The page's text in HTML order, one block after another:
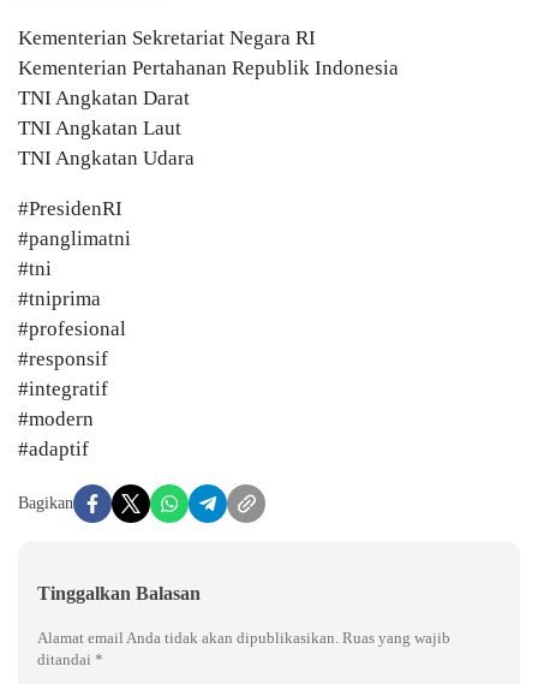
Kementerian Sekretariat Negara RI
Kementerian Pertahanan Republik Indonesia
TNI Angkatan Darat
TNI Angkatan Laut
TNI Angkatan Udara
#PresidenRI
#panglimatni
#tni
#tniprima
#profesional
#responsif
#integratif
#modern
#adaptif
Bagikan
Tinggalkan Balasan
Alamat email Anda tidak akan dipublikasikan. Ruas yang wajib
ditandai *